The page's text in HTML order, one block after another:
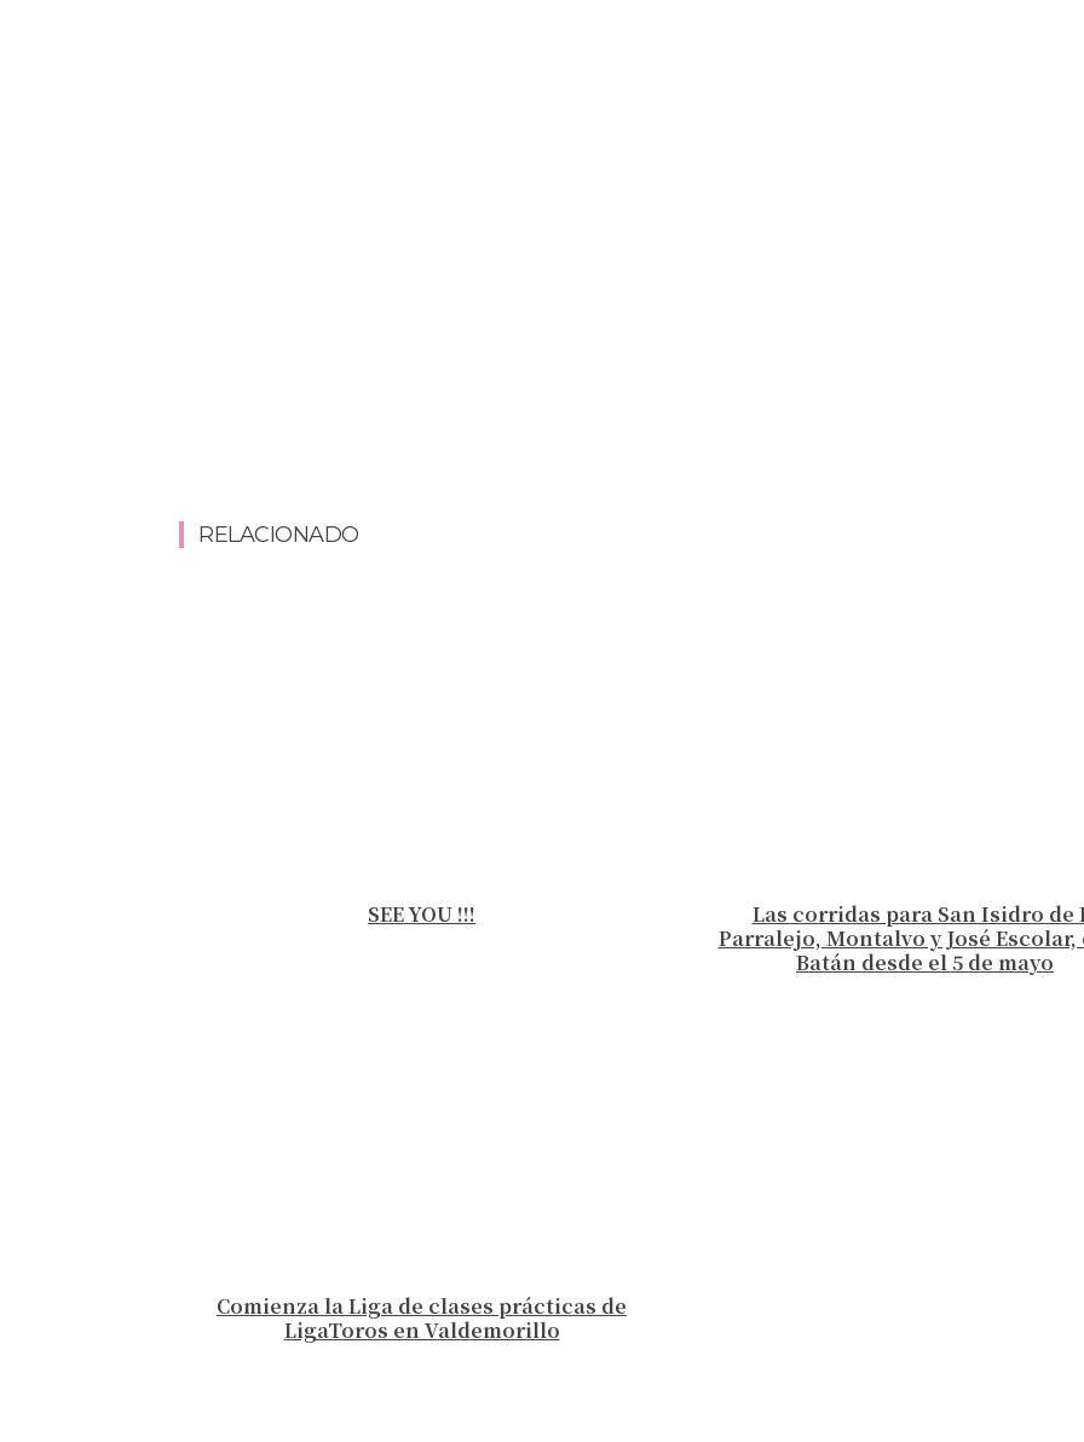
RELACIONADO
SEE YOU !!!
Las corridas para San Isidro de
Parralejo, Montalvo y José Escolar,
Batán desde el 5 de mayo
Comienza la Liga de clases prácticas de
LigaToros en Valdemorillo